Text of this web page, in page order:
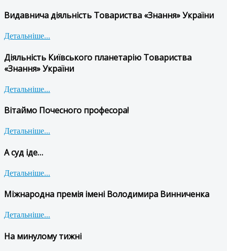
Видавнича діяльність Товариства «Знання» України
Детальніше...
Діяльність Київського планетарію Товариства
«Знання» України
Детальніше...
Вітаймо Почесного професора!
Детальніше...
А суд іде…
Детальніше...
Міжнародна премія імені Володимира Винниченка
Детальніше...
На минулому тижні